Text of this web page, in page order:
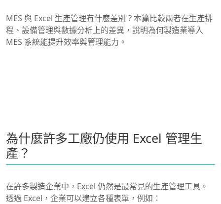
MES 與 Excel 生產管理有什麼差別？本篇比較兩者在生產排
程、設備管理與數據分析上的差異，說明為何製造業導入
MES 系統能提升效率與管理能力。
為什麼許多工廠仍使用 Excel 管理生
產？
在許多製造企業中，Excel 仍然是最常見的生產管理工具。
透過 Excel，企業可以建立各種表單，例如：